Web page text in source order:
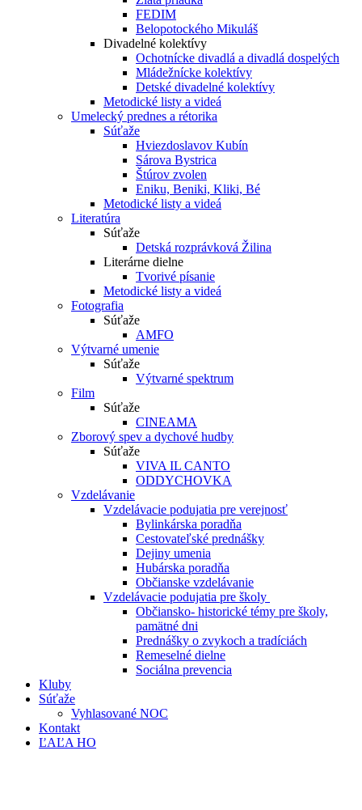
FEDIM
Belopotockého Mikuláš
Divadelné kolektívy
Ochotnícke divadlá a divadlá dospelých
Mládežnícke kolektívy
Detské divadelné kolektívy
Metodické listy a videá
Umelecký prednes a rétorika
Súťaže
Hviezdoslavov Kubín
Sárova Bystrica
Štúrov zvolen
Eniku, Beniki, Kliki, Bé
Metodické listy a videá
Literatúra
Súťaže
Detská rozprávková Žilina
Literárne dielne
Tvorivé písanie
Metodické listy a videá
Fotografia
Súťaže
AMFO
Výtvarné umenie
Súťaže
Výtvarné spektrum
Film
Súťaže
CINEAMA
Zborový spev a dychové hudby
Súťaže
VIVA IL CANTO
ODDYCHOVKA
Vzdelávanie
Vzdelávacie podujatia pre verejnosť
Bylinkárska poradňa
Cestovateľské prednášky
Dejiny umenia
Hubárska poradňa
Občianske vzdelávanie
Vzdelávacie podujatia pre školy
Občiansko- historické témy pre školy,
pamätné dni
Prednášky o zvykoch a tradíciách
Remeselné dielne
Sociálna prevencia
Kluby
Súťaže
Vyhlasované NOC
Kontakt
ĽAĽA HO